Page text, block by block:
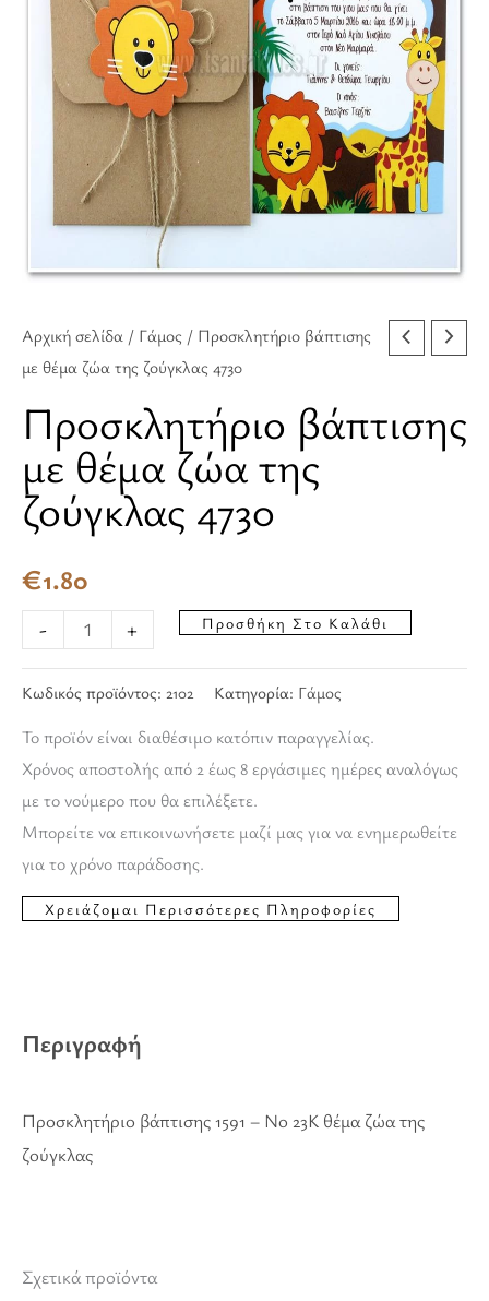
Αρχική σελίδα / Γάμος / Προσκλητήριο βάπτισης
με θέμα ζώα της ζούγκλας 4730
Προσκλητήριο βάπτισης
με θέμα ζώα της
ζούγκλας 4730
€1.80
-
ζούγκλας
ποσότητα
+ Προσθήκη Στο Καλάθι
Κωδικός προϊόντος: 2102 Κατηγορία: Γάμος
Το προϊόν είναι διαθέσιμο κατόπιν παραγγελίας.
Χρόνος αποστολής από 2 έως 8 εργάσιμες ημέρες αναλόγως
με το νούμερο που θα επιλέξετε.
Μπορείτε να επικοινωνήσετε μαζί μας για να ενημερωθείτε
για το χρόνο παράδοσης.
Περιγραφή
Προσκλητήριο βάπτισης 1591 – Νο 23Κ θέμα ζώα της
ζούγκλας
Σχετικά προϊόντα